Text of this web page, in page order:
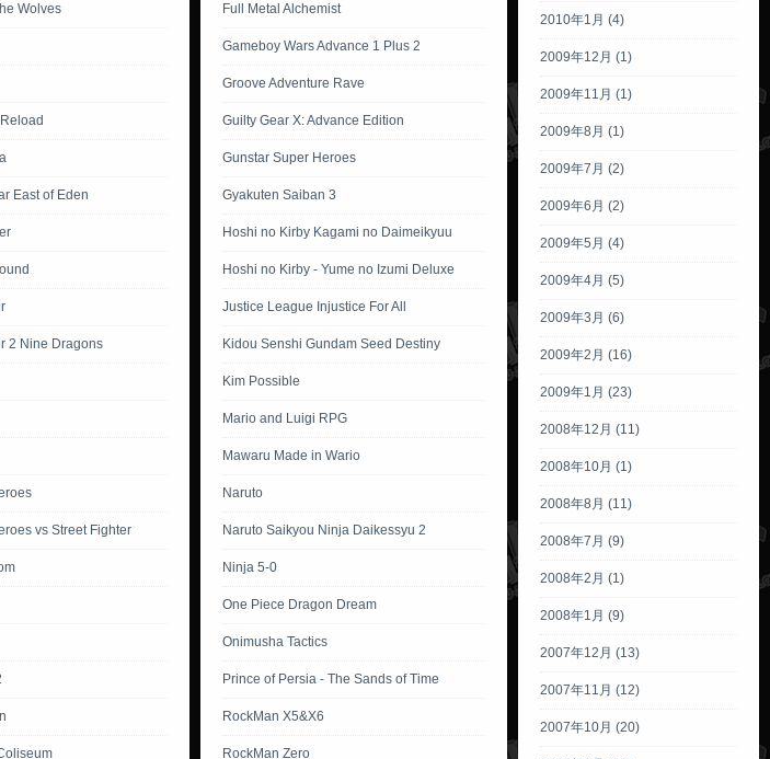
Wolves
East of Eden
2 Nine Dragons
vs Street Fighter
Full Metal Alchemist
Gameboy Wars Advance 1 Plus 2
Groove Adventure Rave
Guilty Gear X: Advance Edition
Gunstar Super Heroes
Gyakuten Saiban 3
Hoshi no Kirby Kagami no Daimeikyuu
Hoshi no Kirby - Yume no Izumi Deluxe
Justice League Injustice For All
Kidou Senshi Gundam Seed Destiny
Kim Possible
Mario and Luigi RPG
Mawaru Made in Wario
Naruto
Naruto Saikyou Ninja Daikessyu 2
Ninja 5-0
One Piece Dragon Dream
Onimusha Tactics
Prince of Persia - The Sands of Time
RockMan X5&X6
RockMan Zero
2010年1月 (4)
2009年12月 (1)
2009年11月 (1)
2009年8月 (1)
2009年7月 (2)
2009年6月 (2)
2009年5月 (4)
2009年4月 (5)
2009年3月 (6)
2009年2月 (16)
2009年1月 (23)
2008年12月 (11)
2008年10月 (1)
2008年8月 (11)
2008年7月 (9)
2008年2月 (1)
2008年1月 (9)
2007年12月 (13)
2007年11月 (12)
2007年10月 (20)